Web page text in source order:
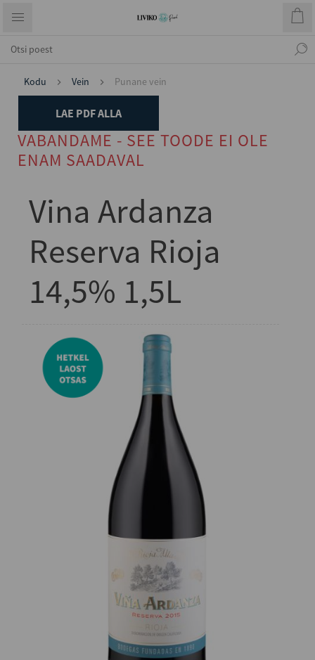
Kodu Vein Punane vein
LAE PDF ALLA
VABANDAME - SEE TOODE EI OLE
ENAM SAADAVAL
Vina Ardanza
Reserva Rioja
14,5% 1,5L